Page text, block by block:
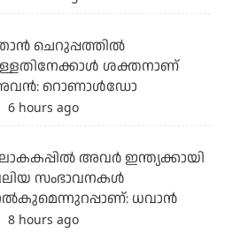
ചെറുപ്പത്തില്‍
ശക്തനാണ്
റൊണാള്‍ഡോ
6 hours ago
അവര്‍ ഇന്ത്യക്കായി
സംഭാവനകള്‍
ധവാന്‍
8 hours ago